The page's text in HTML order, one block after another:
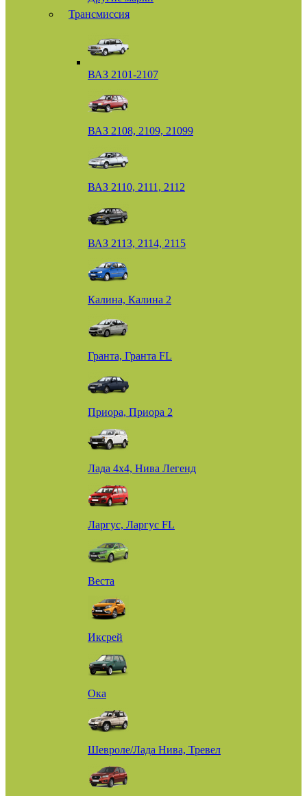
Трансмиссия
ВАЗ 2101-2107
ВАЗ 2108, 2109, 21099
ВАЗ 2110, 2111, 2112
ВАЗ 2113, 2114, 2115
Калина, Калина 2
Гранта, Гранта FL
Приора, Приора 2
Лада 4х4, Нива Легенд
Ларгус, Ларгус FL
Веста
Иксрей
Ока
Шевроле/Лада Нива, Тревел